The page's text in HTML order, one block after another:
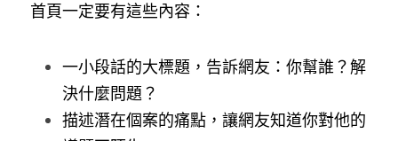
首頁一定要有這些內容：
一小段話的大標題，告訴網友：你幫誰？解
決什麼問題？
描述潛在個案的痛點，讓網友知道你對他的